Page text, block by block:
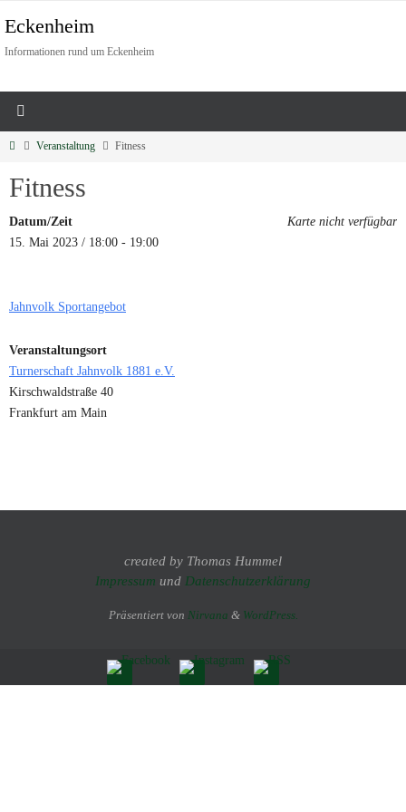
Eckenheim
Informationen rund um Eckenheim
Veranstaltung Fitness
Fitness
Karte nicht verfügbar
Datum/Zeit
15. Mai 2023 / 18:00 - 19:00
Jahnvolk Sportangebot
Veranstaltungsort
Turnerschaft Jahnvolk 1881 e.V.
Kirschwaldstraße 40
Frankfurt am Main
created by Thomas Hummel
Impressum und Datenschutzerklärung
Präsentiert von Nirvana & WordPress.